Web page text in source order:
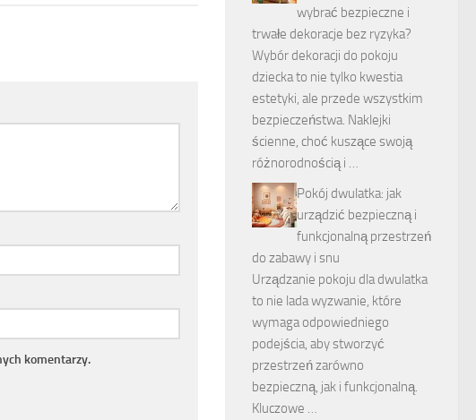
komentarzy.
wybrać bezpieczne i
trwałe dekoracje bez ryzyka?
Wybór dekoracji do pokoju
dziecka to nie tylko kwestia
estetyki, ale przede wszystkim
bezpieczeństwa. Naklejki
ścienne, choć kuszące swoją
różnorodnością i …
Pokój dwulatka: jak
urządzić bezpieczną i
funkcjonalną przestrzeń
do zabawy i snu
Urządzanie pokoju dla dwulatka
to nie lada wyzwanie, które
wymaga odpowiedniego
podejścia, aby stworzyć
przestrzeń zarówno
bezpieczną, jak i funkcjonalną.
Kluczowe …